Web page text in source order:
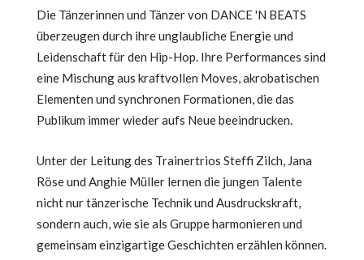
Die Tänzerinnen und Tänzer von DANCE 'N BEATS
überzeugen durch ihre unglaubliche Energie und
Leidenschaft für den Hip-Hop. Ihre Performances sind
eine Mischung aus kraftvollen Moves, akrobatischen
Elementen und synchronen Formationen, die das
Publikum immer wieder aufs Neue beeindrucken.
Unter der Leitung des Trainertrios Steffi Zilch, Jana
Röse und Anghie Müller lernen die jungen Talente
nicht nur tänzerische Technik und Ausdruckskraft,
sondern auch, wie sie als Gruppe harmonieren und
gemeinsam einzigartige Geschichten erzählen können.